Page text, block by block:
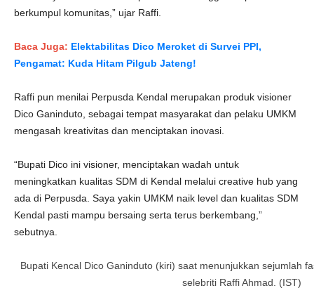
berkumpul komunitas,” ujar Raffi.
Baca Juga: Elektabilitas Dico Meroket di Survei PPI,
Pengamat: Kuda Hitam Pilgub Jateng!
Raffi pun menilai Perpusda Kendal merupakan produk visioner
Dico Ganinduto, sebagai tempat masyarakat dan pelaku UMKM
mengasah kreativitas dan menciptakan inovasi.
“Bupati Dico ini visioner, menciptakan wadah untuk
meningkatkan kualitas SDM di Kendal melalui creative hub yang
ada di Perpusda. Saya yakin UMKM naik level dan kualitas SDM
Kendal pasti mampu bersaing serta terus berkembang,”
sebutnya.
Bupati Kencal Dico Ganinduto (kiri) saat menunjukkan sejumlah
selebriti Raffi Ahmad. (IST)